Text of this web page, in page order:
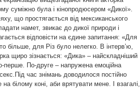
суміжно була і кінопродюсером «Дикої».
що простягається від мексиканського
намет, звикає до дикої природи і
відповісти на єдине запитання: «Для
більше, для Різ було нелегко. В інтерв’ю,
щиро зізнається: «Дика» – найскладніший
По-друге – напружена емоційна
час знімань доводилося постійно
білому коні, аби врятувати мене. І взагалі,